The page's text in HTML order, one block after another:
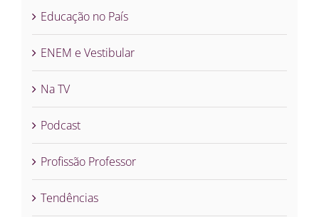
Educação no País
ENEM e Vestibular
Na TV
Podcast
Profissão Professor
Tendências